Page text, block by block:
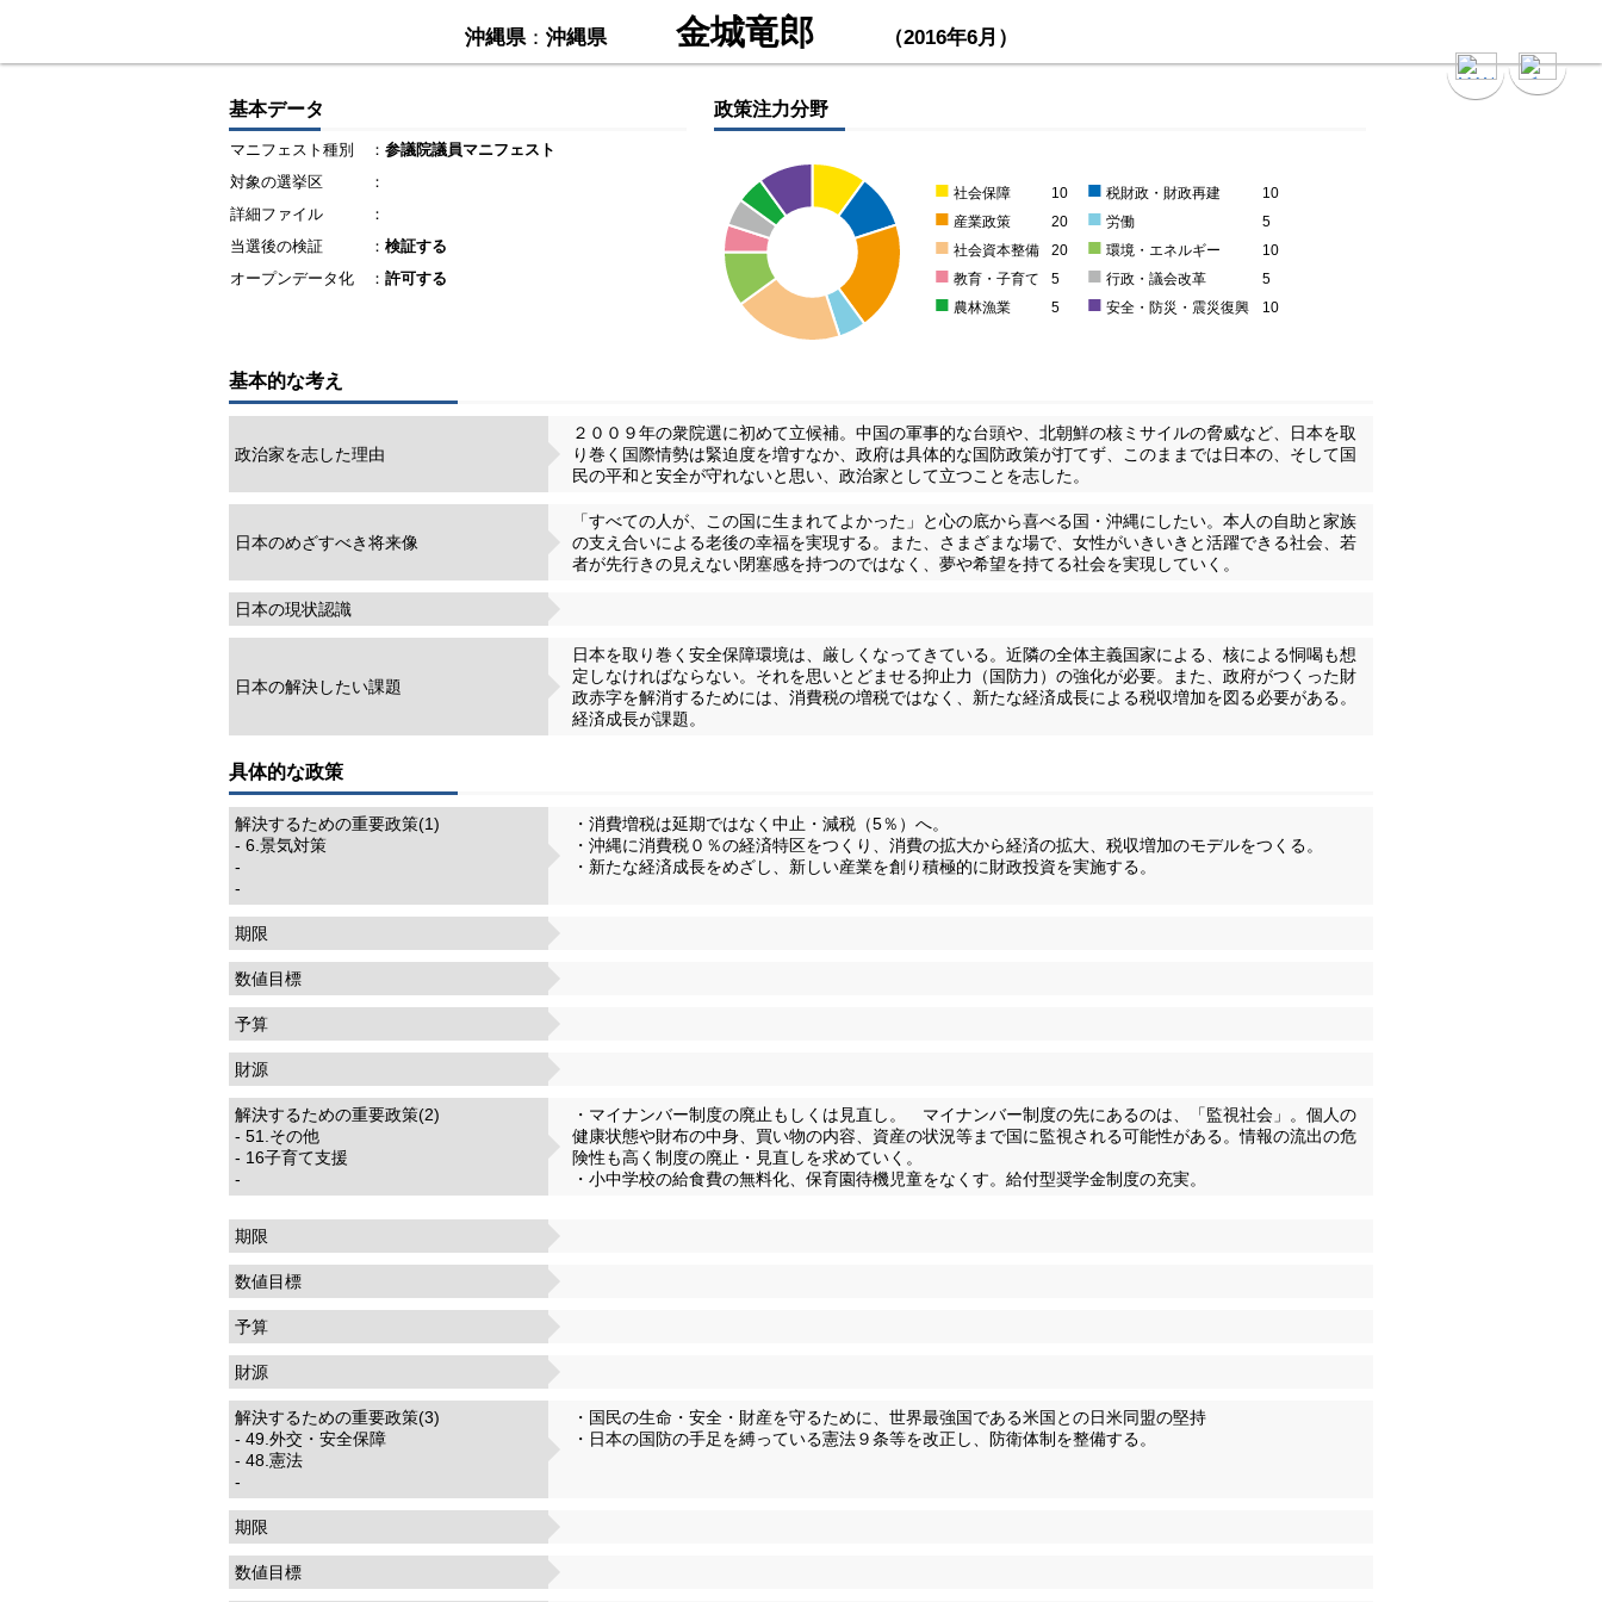
沖縄県：沖縄県 金城竜郎 （2016年6月）
基本データ
マニフェスト種別 ： 参議院議員マニフェスト
対象の選挙区
：
詳細ファイル
：
当選後の検証
： 検証する
オープンデータ化
： 許可する
政策注力分野
■ 社会保障 10 ■ 税財政・財政再建 10
■ 産業政策 20 ■ 労働 5
■ 社会資本整備 20 ■ 環境・エネルギー 10
■ 教育・子育て 5 ■ 行政・議会改革 5
■ 農林漁業 5 ■ 安全・防災・震災復興 10
基本的な考え
政治家を志した理由
２００９年の衆院選に初めて立候補。中国の軍事的な台頭や、北朝鮮の核ミサイルの脅威など、日本を取
り巻く国際情勢は緊迫度を増すなか、政府は具体的な国防政策が打てず、このままでは日本の、そして国
民の平和と安全が守れないと思い、政治家として立つことを志した。
日本のめざすべき将来像
「すべての人が、この国に生まれてよかった」と心の底から喜べる国・沖縄にしたい。本人の自助と家族
の支え合いによる老後の幸福を実現する。また、さまざまな場で、女性がいきいきと活躍できる社会、若
者が先行きの見えない閉塞感を持つのではなく、夢や希望を持てる社会を実現していく。
日本の現状認識
日本の解決したい課題
日本を取り巻く安全保障環境は、厳しくなってきている。近隣の全体主義国家による、核による恫喝も想
定しなければならない。それを思いとどませる抑止力（国防力）の強化が必要。また、政府がつくった財
政赤字を解消するためには、消費税の増税ではなく、新たな経済成長による税収増加を図る必要がある。
経済成長が課題。
具体的な政策
解決するための重要政策(1)
- 6.景気対策
-
-
・消費増税は延期ではなく中止・減税（5％）へ。
・沖縄に消費税０％の経済特区をつくり、消費の拡大から経済の拡大、税収増加のモデルをつくる。
・新たな経済成長をめざし、新しい産業を創り積極的に財政投資を実施する。
期限
数値目標
予算
財源
解決するための重要政策(2)
- 51.その他
- 16子育て支援
-
・マイナンバー制度の廃止もしくは見直し。 マイナンバー制度の先にあるのは、「監視社会」。個人の
健康状態や財布の中身、買い物の内容、資産の状況等まで国に監視される可能性がある。情報の流出の危
険性も高く制度の廃止・見直しを求めていく。
・小中学校の給食費の無料化、保育園待機児童をなくす。給付型奨学金制度の充実。
期限
数値目標
予算
財源
解決するための重要政策(3)
- 49.外交・安全保障
- 48.憲法
-
・国民の生命・安全・財産を守るために、世界最強国である米国との日米同盟の堅持
・日本の国防の手足を縛っている憲法９条等を改正し、防衛体制を整備する。
期限
数値目標